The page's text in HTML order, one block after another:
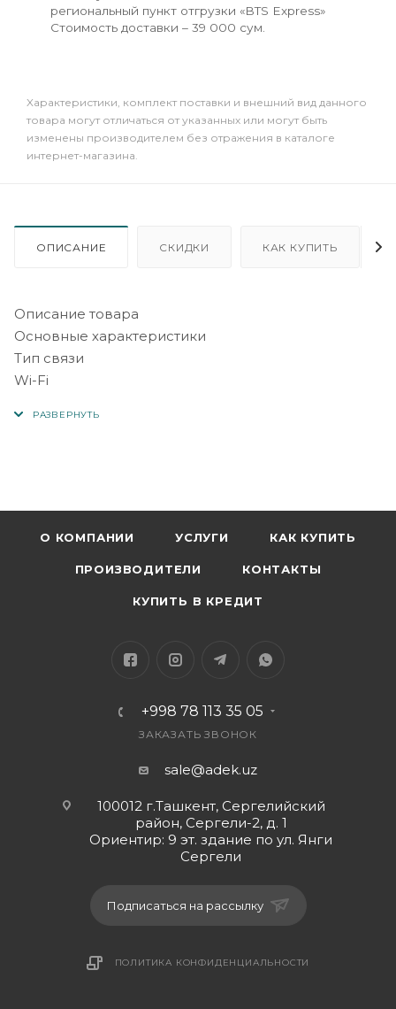
региональный пункт отгрузки «BTS Express»
Стоимость доставки – 39 000 сум.
Xарактеристики, комплект поставки и внешний вид данного
товара могут отличаться от указанных или могут быть
изменены производителем без отражения в каталоге
интернет-магазина.
ОПИСАНИЕ СКИДКИ КАК КУПИТЬ
Описание товара
Основные характеристики
Тип связи
Wi-Fi
b (Wi-Fi 1), a (Wi-Fi 2), g (Wi-Fi 3), n (Wi-Fi 4), ac (Wi-Fi 5)
Частотный диапазон устройств Wi-Fi
Макс. скорость беспроводного соединения
UPnP AV-сервер, поддержка IPv6, режим
репитера (повторителя)
демилитаризованная зона (DMZ), SPI, статическая
маршрутизация, DHCP-сервер, NAT, поддержка
Dynamic DNS, межсетевой экран (Firewall)
WPA, WEP, WPA2
О КОМПАНИИ УСЛУГИ КАК КУПИТЬ
ПРОИЗВОДИТЕЛИ КОНТАКТЫ
КУПИТЬ В КРЕДИТ
+998 78 113 35 05
ЗАКАЗАТЬ ЗВОНОК
sale@adek.uz
100012 г.Ташкент, Сергелийский
район, Сергели-2, д. 1
Ориентир: 9 эт. здание по ул. Янги
Сергели
Подписаться на рассылку
ПОЛИТИКА КОНФИДЕНЦИАЛЬНОСТИ